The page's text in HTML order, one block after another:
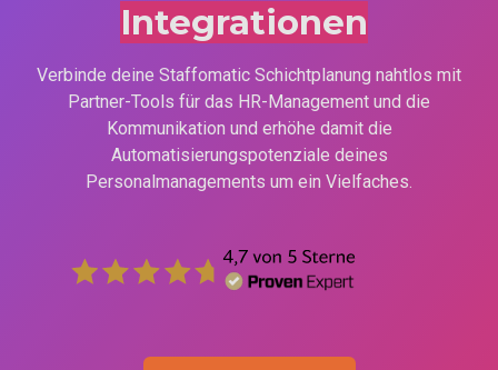
Integrationen
Verbinde deine Staffomatic Schichtplanung nahtlos mit
Partner-Tools für das HR-Management und die
Kommunikation und erhöhe damit die
Automatisierungspotenziale deines
Personalmanagements um ein Vielfaches.